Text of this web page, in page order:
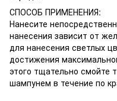
СПОСОБ ПРИМЕНЕНИЯ:
Нанесите
нанесения зависит от
для нанесения светлых
достижения
этого тщательно смойте
шампунем в течение по